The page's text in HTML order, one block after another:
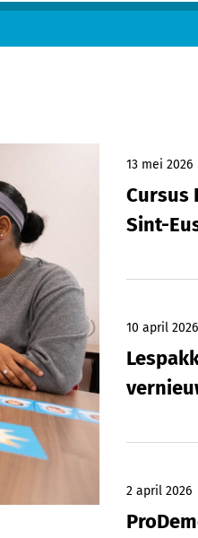
13 mei 2026
Cursus
Sint-
10 april 2026
2 april 2026